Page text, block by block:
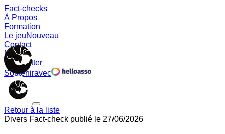
Fact-checks
À Propos
Formation
Le jeuNouveau
Contact
Memes
Newsletter
Souteniravec
Retour à la liste
Divers Fact-check publié le 27/06/2026